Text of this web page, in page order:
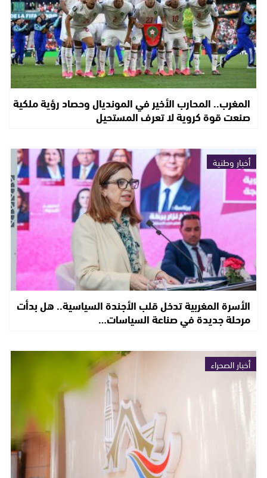
المغرب.. المحارب الأخير في المونديال وحصاد رؤية ملكية
صنعت قوة كروية لا تعرف المستحيل
أخبار وطنية
الأسرة المغربية تدخل قلب الأجندة السياسية.. هل بدأت
مرحلة جديدة في صناعة السياسات…
أخبار الصحراء